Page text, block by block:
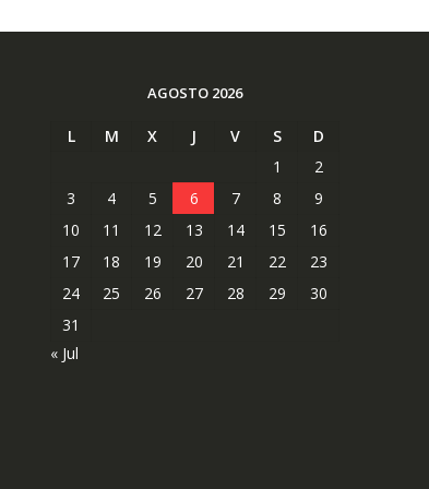
AGOSTO 2026
L M X J V S
D
1
2
3
4 5 6 7 8
9
10
11 12 13 14 15
16
17
18 19 20 21 22
23
24
25 26 27 28 29
30
31
« Jul